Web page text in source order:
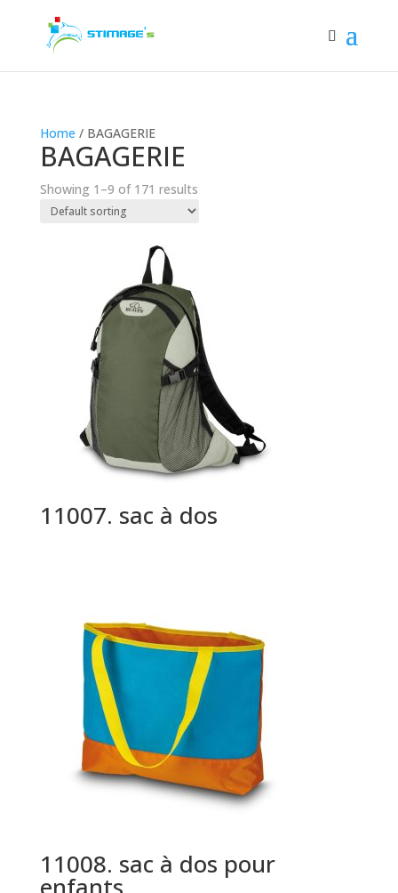
Home / BAGAGERIE
BAGAGERIE
Showing 1–9 of 171 results
11007. sac à dos
11008. sac à dos pour